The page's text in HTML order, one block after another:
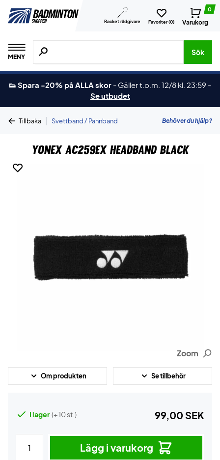
Racket rådgivare Favoriter (0)
0
Varukorg
MENY
Sök efter produkter, märken osv.
Sök
👟 Spara -20% på ALLA skor - Gäller t.o.m. 12/8 kl. 23:59 -
Se utbudet
Tillbaka | Svettband / Pannband Behöver du hjälp?
Yonex AC259EX Headband Black
Zoom
Om produkten Se tillbehör
I lager (+ 10 st.) 99,00 SEK
Lägg i varukorg